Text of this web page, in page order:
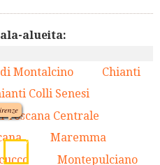
alueita:
5.
6.
7.
Montalcino Chianti
Colli Senesi
Toscana Centrale
Maremma
Montepulciano